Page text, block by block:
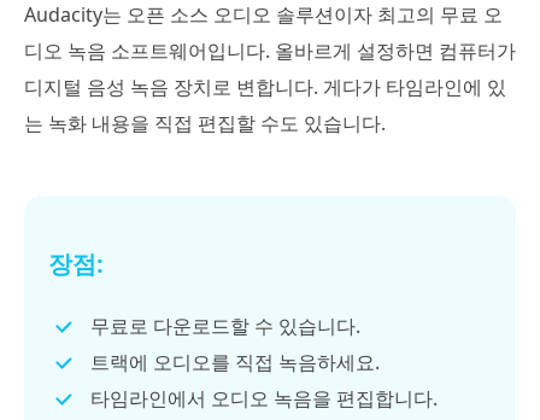
Audacity는 오픈 소스 오디오 솔루션이자 최고의 무료 오
디오 녹음 소프트웨어입니다. 올바르게 설정하면 컴퓨터가
디지털 음성 녹음 장치로 변합니다. 게다가 타임라인에 있
는 녹화 내용을 직접 편집할 수도 있습니다.
장점:
무료로 다운로드할 수 있습니다.
트랙에 오디오를 직접 녹음하세요.
타임라인에서 오디오 녹음을 편집합니다.